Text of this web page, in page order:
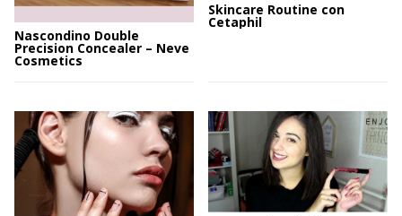
Nascondino Double
Precision Concealer – Neve
Cosmetics
Skincare Routine con
Cetaphil